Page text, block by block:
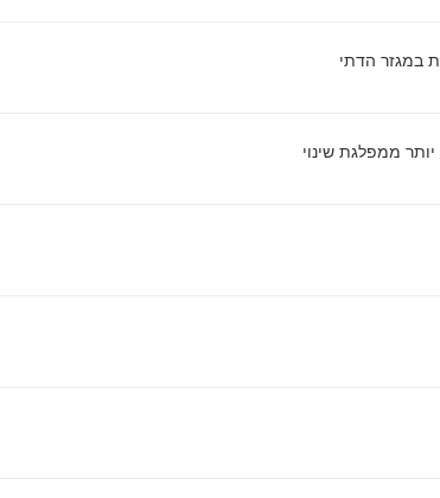
במגזר הדתי
ממפלגת שינוי